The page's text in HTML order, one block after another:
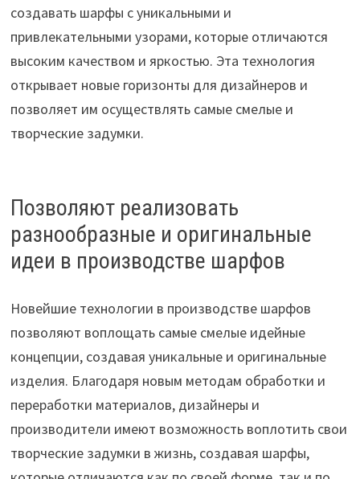
создавать шарфы с уникальными и
привлекательными узорами, которые отличаются
высоким качеством и яркостью. Эта технология
открывает новые горизонты для дизайнеров и
позволяет им осуществлять самые смелые и
творческие задумки.
Позволяют реализовать
разнообразные и оригинальные
идеи в производстве шарфов
Новейшие технологии в производстве шарфов
позволяют воплощать самые смелые идейные
концепции, создавая уникальные и оригинальные
изделия. Благодаря новым методам обработки и
переработки материалов, дизайнеры и
производители имеют возможность воплотить свои
творческие задумки в жизнь, создавая шарфы,